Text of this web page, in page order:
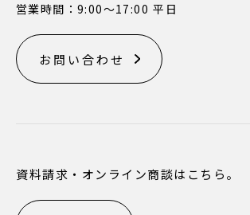
営業時間：9:00〜17:00 平日
お問い合わせ
資料請求・オンライン商談はこちら。